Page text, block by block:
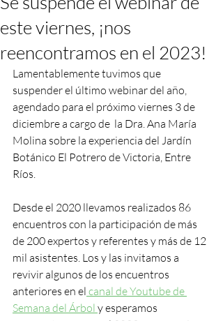
este viernes, ¡nos
reencontramos en el 2023!
Lamentablemente tuvimos que
suspender el último webinar del año,
agendado para el próximo viernes 3 de
diciembre a cargo de  la Dra. Ana María
Molina sobre la experiencia del Jardín
Botánico El Potrero de Victoria, Entre
Ríos.
Desde el 2020 llevamos realizados 86
encuentros con la participación de más
de 200 expertos y referentes y más de 12
mil asistentes. Los y las invitamos a
revivir algunos de los encuentros
anteriores en el canal de Youtube de
Semana del Árbol y esperamos